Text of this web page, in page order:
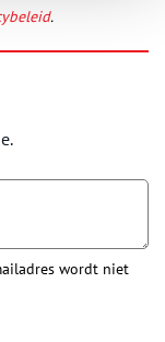
.
wordt niet